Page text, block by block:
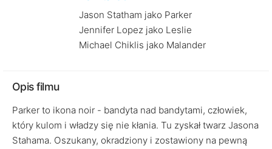
Jason Statham jako Parker
Jennifer Lopez jako Leslie
Michael Chiklis jako Malander
Opis filmu
Parker to ikona noir - bandyta nad bandytami, człowiek,
który kulom i władzy się nie kłania. Tu zyskał twarz Jasona
Stahama. Oszukany, okradziony i zostawiony na pewną